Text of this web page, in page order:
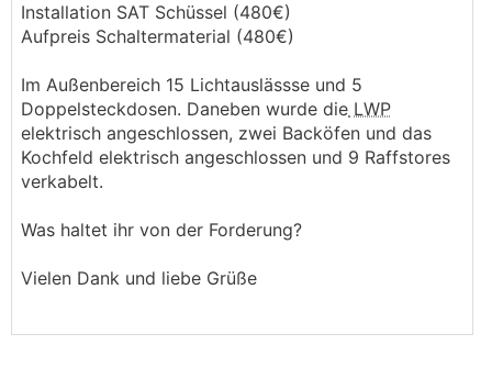
Installation SAT Schüssel (480€)
Aufpreis Schaltermaterial (480€)
Im Außenbereich 15 Lichtauslässse und 5
Doppelsteckdosen. Daneben wurde die LWP
elektrisch angeschlossen, zwei Backöfen und das
Kochfeld elektrisch angeschlossen und 9 Raffstores
verkabelt.
Was haltet ihr von der Forderung?
Vielen Dank und liebe Grüße